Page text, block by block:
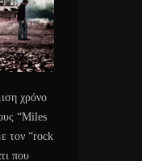
χρόνο
“Miles
τον “rock
που